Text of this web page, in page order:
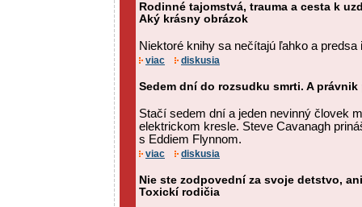
Rodinné tajomstvá, trauma a cesta k
Aký krásny obrázok
Niektoré knihy sa nečítajú ľahko a
viac diskusia
Sedem dní do rozsudku smrti. A
Stačí sedem dní a jeden nevinný človek
elektrickom kresle. Steve Cavanagh
s Eddiem Flynnom.
viac diskusia
Nie ste zodpovední za svoje detstvo,
Toxickí rodičia